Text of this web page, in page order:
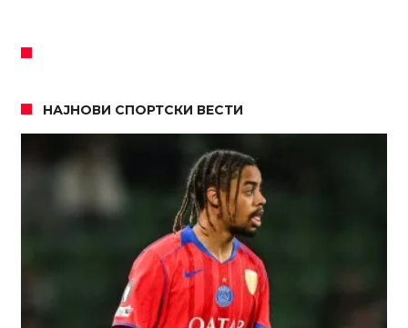
НАЈНОВИ СПОРТСКИ ВЕСТИ